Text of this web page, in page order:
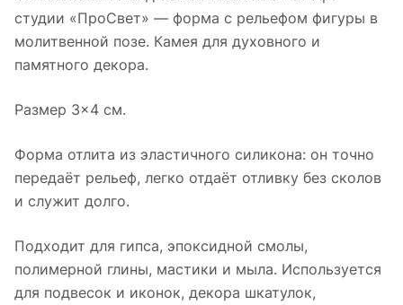
студии «ПроСвет» — форма с рельефом фигуры в
молитвенной позе. Камея для духовного и
памятного декора.
Размер 3×4 см.
Форма отлита из эластичного силикона: он точно
передаёт рельеф, легко отдаёт отливку без сколов
и служит долго.
Подходит для гипса, эпоксидной смолы,
полимерной глины, мастики и мыла. Используется
для подвесок и иконок, декора шкатулок,